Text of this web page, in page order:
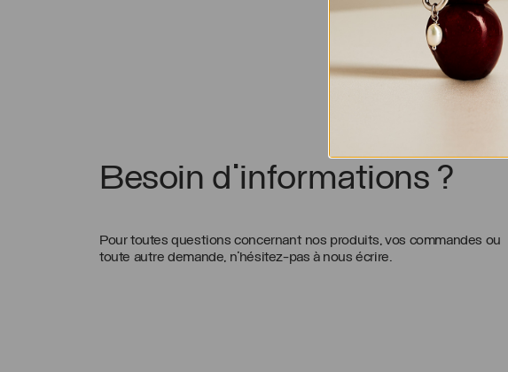
Besoin d'informations ?
Pour toutes questions concernant nos produits, vos commandes ou
toute autre demande, n’hésitez-pas à nous écrire.